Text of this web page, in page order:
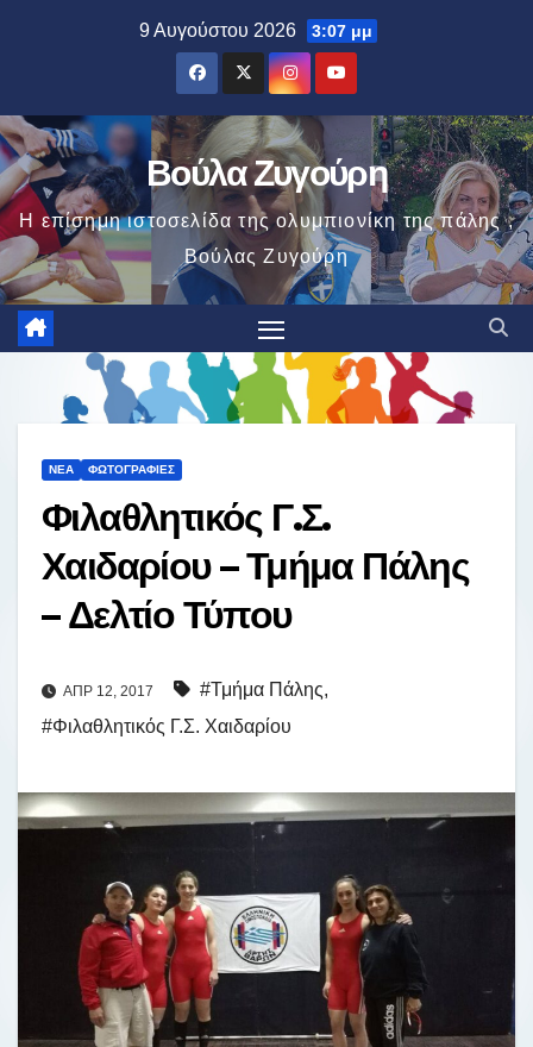
9 Αυγούστου 2026 3:07 μμ
Βούλα Ζυγούρη
Η επίσημη ιστοσελίδα της ολυμπιονίκη της πάλης ,
Βούλας Ζυγούρη
ΝΈΑ ΦΩΤΟΓΡΑΦΊΕΣ
Φιλαθλητικός Γ.Σ.
Χαιδαρίου – Τμήμα Πάλης
– Δελτίο Τύπου
ΑΠΡ 12, 2017 #Τμήμα Πάλης,
#Φιλαθλητικός Γ.Σ. Χαιδαρίου